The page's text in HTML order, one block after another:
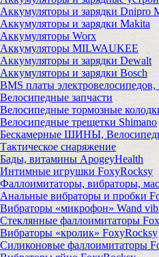
Аккумуляторы и зарядки Dnipro
Аккумуляторы и зарядки Makita
Аккумуляторы Worx
Аккумуляторы MILWAUKEE
Аккумуляторы и зарядки Dewalt
Аккумуляторы и зарядки Bosch
BMS платы электровелосипедов,
Велосипедные запчасти
Велосипедные тормозные
Велосипедные трещетки Shimano
Бескамерные ШИНЫ,
Тактическое снаряжение
Бады, витамины ApogeyHealth
Интимные игрушки FoxyRocksy
Фаллоимитаторы, вибраторы,
Анальные вибраторы и пробки
Вибраторы «микрофон» Wand
Стеклянные фаллоимитаторы
Вибраторы «кролик» FoxyRocksy
Силиконовые фаллоимитаторы